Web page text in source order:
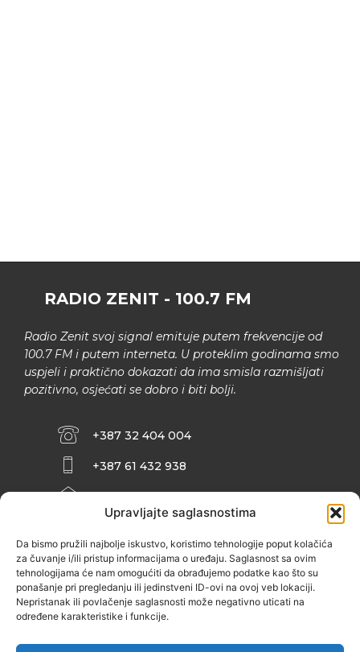
Upravljajte saglasnostima
Da bismo pružili najbolje iskustvo, koristimo tehnologije poput kolačića
za čuvanje i/ili pristup informacijama o uređaju. Saglasnost sa ovim
tehnologijama će nam omogućiti da obrađujemo podatke kao što su
ponašanje pri pregledanju ili jedinstveni ID-ovi na ovoj veb lokaciji.
Nepristanak ili povlačenje saglasnosti može negativno uticati na
određene karakteristike i funkcije.
RADIO ZENIT - 100.7 FM
Radio Zenit svoj signal emituje putem frekvencije od
100.7 FM i putem interneta. U proteklim godinama smo
uspjeli i praktično dokazati da ima smisla razmišljati
pozitivno, osjećati se dobro i biti bolji.
+387 32 404 004
+387 61 432 938
INFO@ZENIT.BA
ZENIČANKA, 3. SPRAT), 72000 ZENICA